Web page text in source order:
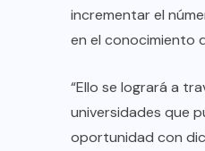
incrementar el
en el conocimiento
“Ello se logrará a
universidades que
oportunidad con